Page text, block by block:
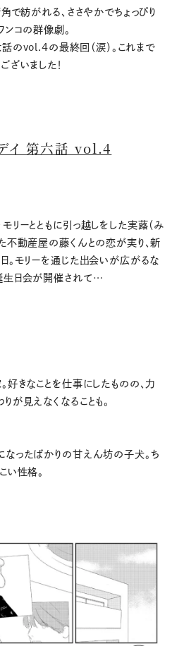
で紡がれる、ささやかでちょっぴり
ンコの群像劇。
のvol.4の最終回（涙）。これまで
ざいました！
イ 第六話 vol.4
リーとともに引っ越しをした実蕗（み
不動産屋の藤くんとの恋が実り、新
。モリーを通じた出会いが広がるな
生日会が開催されて…
好きなことを仕事にしたものの、力
が見えなくなることも。
なったばかりの甘えん坊の子犬。ち
い性格。